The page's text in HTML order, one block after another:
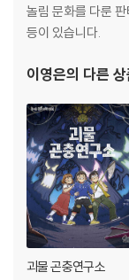
작가의 말 165
놀림 문화를 다룬 판
등이 있습니다.
이영은의 다른 상
괴물 곤충연구소